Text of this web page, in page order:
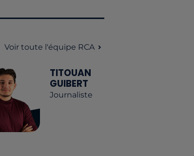
Voir toute l'équipe RCA
TITOUAN
GUIBERT
Journaliste